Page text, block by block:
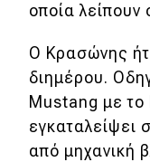
οποία
Ο Κρασώνης
διημέρου.
Mustang με το
εγκαταλείψει
από μηχανική